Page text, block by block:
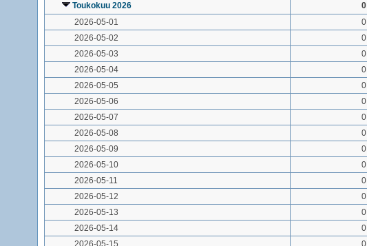
Toukokuu 2026
0
2026-05-01
0
2026-05-02
0
2026-05-03
0
2026-05-04
0
2026-05-05
0
2026-05-06
0
2026-05-07
0
2026-05-08
0
2026-05-09
0
2026-05-10
0
2026-05-11
0
2026-05-12
0
2026-05-13
0
2026-05-14
0
2026-05-15
0